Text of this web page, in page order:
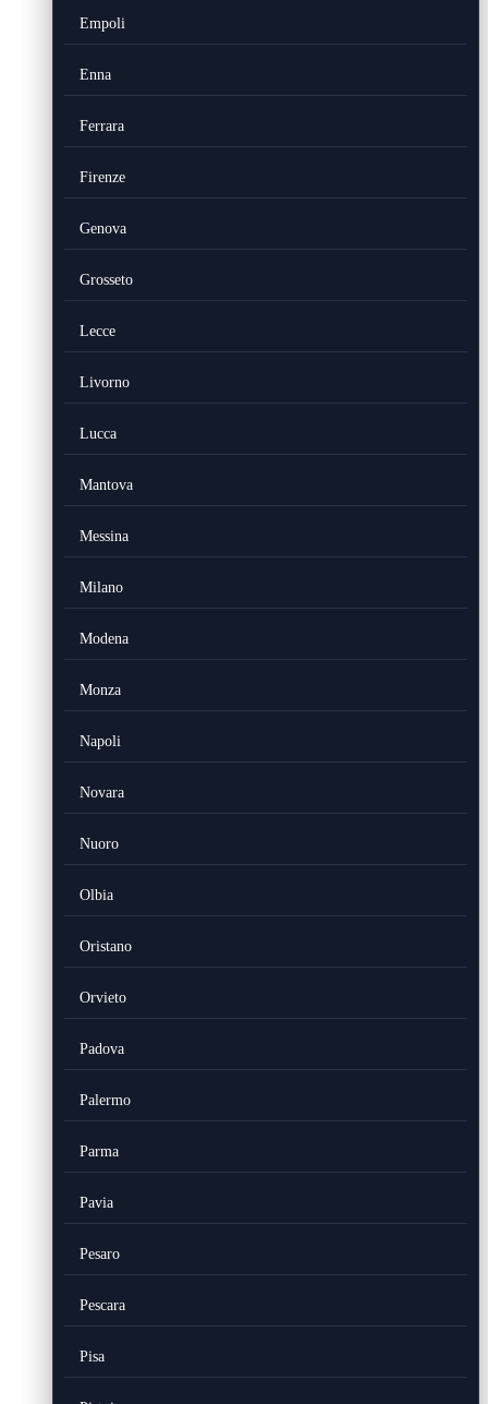
Empoli
Enna
Ferrara
Firenze
Genova
Grosseto
Lecce
Livorno
Lucca
Mantova
Messina
Milano
Modena
Monza
Napoli
Novara
Nuoro
Olbia
Oristano
Orvieto
Padova
Palermo
Parma
Pavia
Pesaro
Pescara
Pisa